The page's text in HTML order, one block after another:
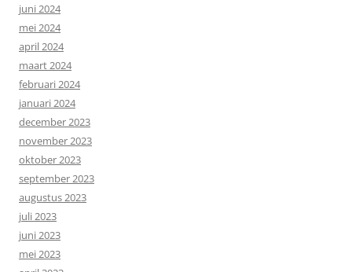
juni 2024
mei 2024
april 2024
maart 2024
februari 2024
januari 2024
december 2023
november 2023
oktober 2023
september 2023
augustus 2023
juli 2023
juni 2023
mei 2023